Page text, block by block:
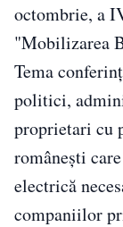
octombrie, a
"Mobilizarea
Tema
politici,
proprietari cu
româneşti
electrică
companiilor